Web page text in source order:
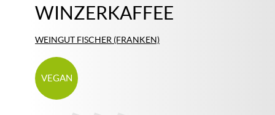
WINZERKAFFEE
WEINGUT FISCHER (FRANKEN)
VEGAN